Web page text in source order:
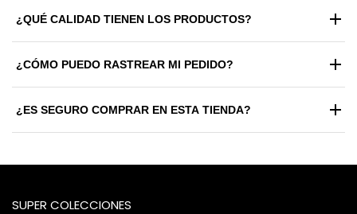
¿QUÉ CALIDAD TIENEN LOS PRODUCTOS?
estándares de fabricación premium. Cada prenda y zapatilla
pasa por un control de calidad riguroso antes de ser enviada
para garantizar durabilidad y confort máximo.
¿CÓMO PUEDO RASTREAR MI PEDIDO?
correo electrónico con tu número de guía y un enlace de
rastreo en tiempo real para que sepas exactamente dónde
¿ES SEGURO COMPRAR EN ESTA TIENDA?
comercio electrónico, garantizando una compra 100%
SUPER COLECCIONES